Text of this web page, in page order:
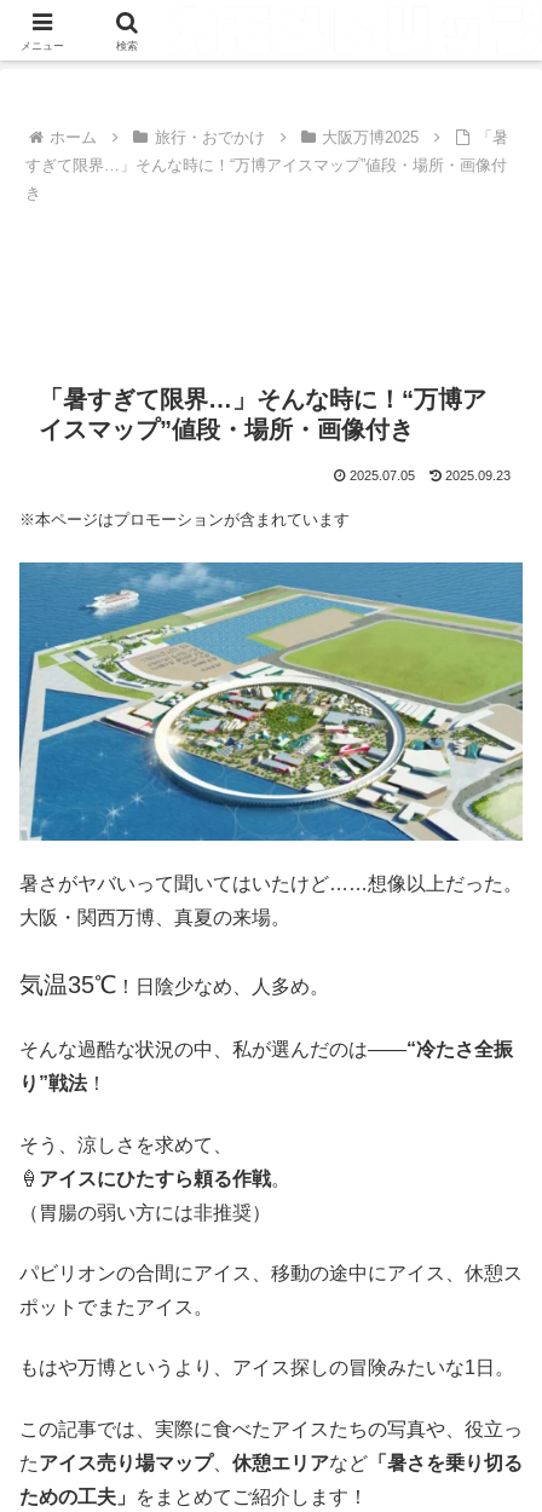
ホーム 旅行・おでかけ 大阪万博2025
「暑
すぎて限界…」そんな時に！“万博アイスマップ”値段・場所・画像付
き
「暑すぎて限界…」そんな時に！“万博ア
イスマップ”値段・場所・画像付き
2025.07.05 2025.09.23
※本ページはプロモーションが含まれています
暑さがヤバいって聞いてはいたけど……想像以上だった。
大阪・関西万博、真夏の来場。
気温35℃ ！日陰少なめ、人多め。
そんな過酷な状況の中、私が選んだのは――“冷たさ全振
り”戦法！
そう、涼しさを求めて、
🍦 アイスにひたすら頼る作戦。
（胃腸の弱い方には非推奨）
パビリオンの合間にアイス、移動の途中にアイス、休憩ス
ポットでまたアイス。
もはや万博というより、アイス探しの冒険みたいな1日。
この記事では、実際に食べたアイスたちの写真や、役立っ
たアイス売り場マップ、 休憩エリアなど 「暑さを乗り切る
ための工夫」
をまとめてご紹介します！
メニュー 検索